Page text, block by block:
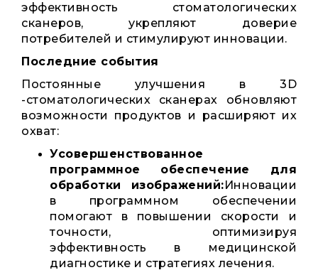
эффективность стоматологических
сканеров, укрепляют доверие
потребителей и стимулируют инновации.
Последние события
Постоянные улучшения в 3D
-стоматологических сканерах обновляют
возможности продуктов и расширяют их
охват:
Усовершенствованное
программное обеспечение для
обработки изображений:Инновации
в программном обеспечении
помогают в повышении скорости и
точности, оптимизируя
эффективность в медицинской
диагностике и стратегиях лечения.